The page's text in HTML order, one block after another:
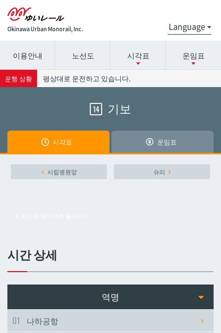
Okinawa Urban Monorail, Inc.
시간표 세부 정보의 방송국 이름을 선택하십시오.
나하공항
요금표에 대한 자세한 내용은 역 이름을 선택하십시오.
나하공항
이용안내 노선도 시각표 운임표
운행 상황 평상대로 운전하고 있습니다.
14 기보
시각표 운임표
시립병원앞 슈리
시간 상세
역명
01
나하공항